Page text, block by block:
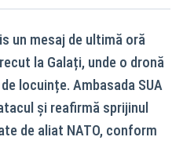
un mesaj de ultimă oră
la Galați, unde o dronă
locuințe. Ambasada SUA
și reafirmă sprijinul
de aliat NATO, conform